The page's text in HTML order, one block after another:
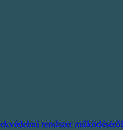
rendszer működéséről